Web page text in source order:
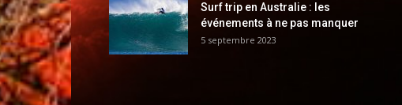
Surf trip en Australie : les
événements à ne pas manquer
5 septembre 2023